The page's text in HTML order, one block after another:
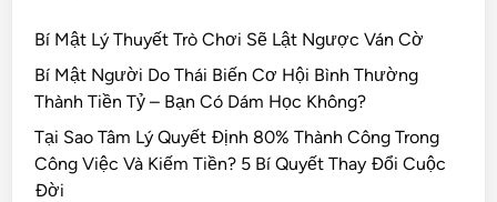
Bí Mật Lý Thuyết Trò Chơi Sẽ Lật Ngược Ván Cờ
Bí Mật Người Do Thái Biến Cơ Hội Bình Thường
Thành Tiền Tỷ – Bạn Có Dám Học Không?
Tại Sao Tâm Lý Quyết Định 80% Thành Công Trong
Công Việc Và Kiếm Tiền? 5 Bí Quyết Thay Đổi Cuộc
Đời